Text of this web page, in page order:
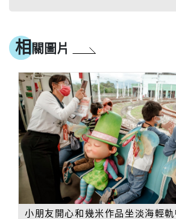
相 關圖片
小朋友開心和幾米作品坐淡海輕